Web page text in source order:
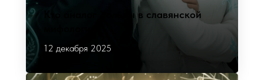
Кто аналог Хольды в славянской
12 декабря 2025